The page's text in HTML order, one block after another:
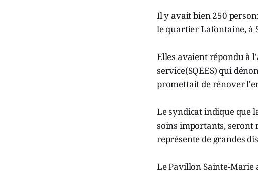
Il y avait bien 250
le quartier Lafontaine, à
Elles avaient répondu à
service(SQEES) qui
promettait de rénover
Le syndicat indique que
soins importants, seront
représente de grandes
Le Pavillon Sainte-Marie